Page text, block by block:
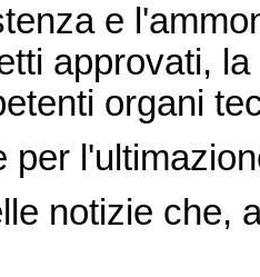
e
approvati,
organi
notizie che,